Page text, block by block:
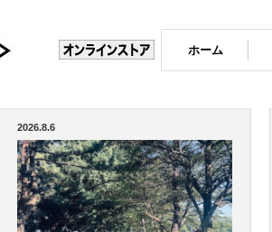
ホーム
2026.8.6